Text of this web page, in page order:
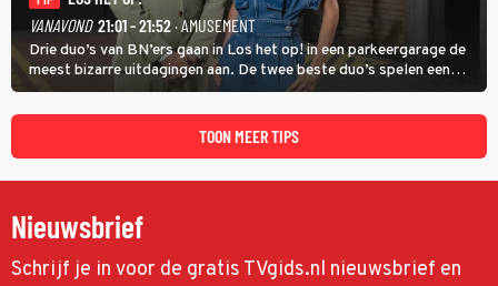
VANAVOND 21:01 - 21:52· AMUSEMENT
Drie duo’s van BN’ers gaan in Los het op! in een parkeergarage de
meest bizarre uitdagingen aan. De twee beste duo’s spelen een
onderlinge finale. Met in deze aflevering onder anderen cabaretiers
Nabil Aoulad Ayad en Annick Boer.
TOON MEER TIPS
Nieuwsbrief
Schrijf je in voor de gratis TVgids.nl nieuwsbrief en